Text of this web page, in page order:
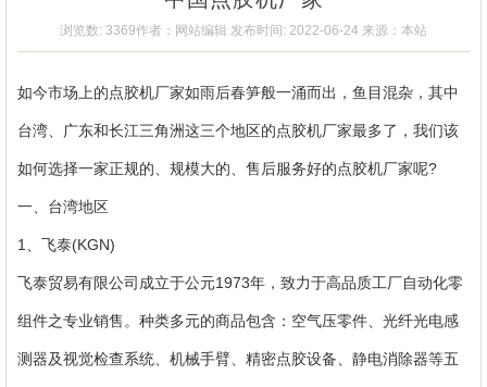
浏览数: 3369作者：网站编辑 发布时间: 2022-06-24 来源：本站
如今市场上的点胶机厂家如雨后春笋般一涌而出，鱼目混杂，其中
台湾、广东和长江三角洲这三个地区的点胶机厂家最多了，我们该
如何选择一家正规的、规模大的、售后服务好的点胶机厂家呢?
一、台湾地区
1、飞泰(KGN)
飞泰贸易有限公司成立于公元1973年，致力于高品质工厂自动化零
组件之专业销售。种类多元的商品包含：空气压零件、光纤光电感
测器及视觉检查系统、机械手臂、精密点胶设备、静电消除器等五